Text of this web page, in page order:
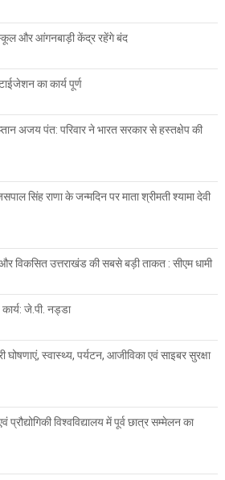
और आंगनबाड़ी केंद्र रहेंगे बंद
का कार्य पूर्ण
अजय पंत: परिवार ने भारत सरकार से हस्तक्षेप की
सिंह राणा के जन्मदिन पर माता श्रीमती श्यामा देवी
विकसित उत्तराखंड की सबसे बड़ी ताकत : सीएम धामी
जे.पी. नड्डा
स्वास्थ्य, पर्यटन, आजीविका एवं साइबर सुरक्षा
विश्वविद्यालय में पूर्व छात्र सम्मेलन का